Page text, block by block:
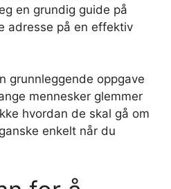
en grundig guide på
adresse på en effektiv
grunnleggende oppgave
mennesker glemmer
hvordan de skal gå om
enkelt når du